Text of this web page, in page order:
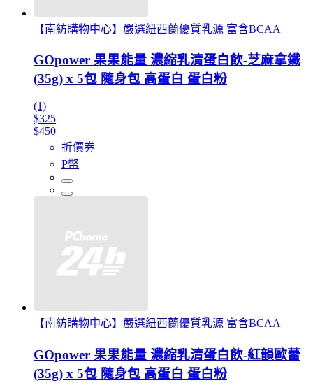
【南紡購物中心】嚴選紐西蘭優質乳源 富含BCAA
GOpower 果果能量 濃縮乳清蛋白飲-芝麻拿鐵
(35g) x 5包 隨身包 高蛋白 蛋白粉
(1)
$325
$450
折價券
P幣
【南紡購物中心】嚴選紐西蘭優質乳源 富含BCAA
GOpower 果果能量 濃縮乳清蛋白飲-紅韻歐蕾
(35g) x 5包 隨身包 高蛋白 蛋白粉